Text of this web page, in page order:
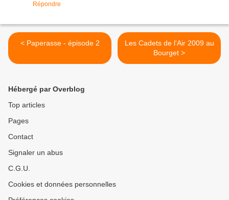
Répondre
< Paperasse - épisode 2
Les Cadets de l'Air 2009 au
Bourget >
Hébergé par Overblog
Top articles
Pages
Contact
Signaler un abus
C.G.U.
Cookies et données personnelles